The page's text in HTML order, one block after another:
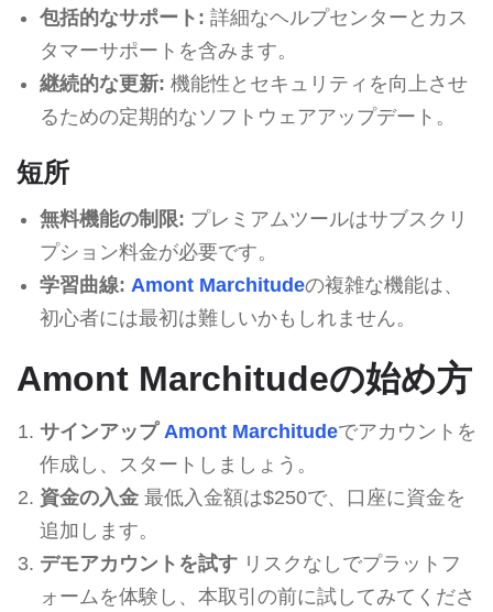
包括的なサポート: 詳細なヘルプセンターとカス
タマーサポートを含みます。
継続的な更新: 機能性とセキュリティを向上させ
るための定期的なソフトウェアアップデート。
短所
無料機能の制限: プレミアムツールはサブスクリ
プション料金が必要です。
学習曲線: Amont Marchitudeの複雑な機能は、
初心者には最初は難しいかもしれません。
Amont Marchitudeの始め方
サインアップ Amont Marchitudeでアカウントを
作成し、スタートしましょう。
資金の入金最低入金額は$250で、口座に資金を
追加します。
デモアカウントを試すリスクなしでプラットフ
ォームを体験し、本取引の前に試してみてくださ